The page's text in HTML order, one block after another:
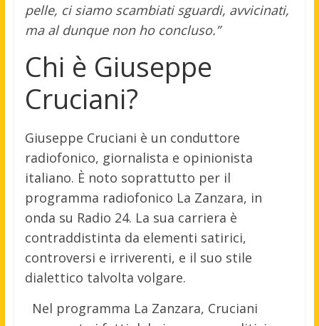
pelle, ci siamo scambiati sguardi, avvicinati,
ma al dunque non ho concluso.”
Chi è Giuseppe
Cruciani?
Giuseppe Cruciani è un conduttore
radiofonico, giornalista e opinionista
italiano. È noto soprattutto per il
programma radiofonico La Zanzara, in
onda su Radio 24. La sua carriera è
contraddistinta da elementi satirici,
controversi e irriverenti, e il suo stile
dialettico talvolta volgare.
Nel programma La Zanzara, Cruciani